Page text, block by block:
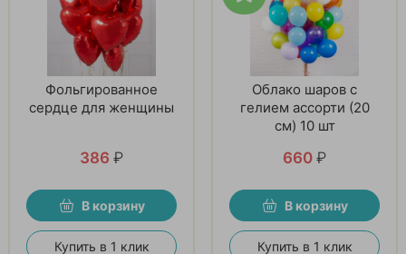
Фольгированное
сердце для женщины
386 ₽
В корзину
Купить в 1 клик
Облако шаров с
гелием ассорти (20
см) 10 шт
660 ₽
В корзину
Купить в 1 клик